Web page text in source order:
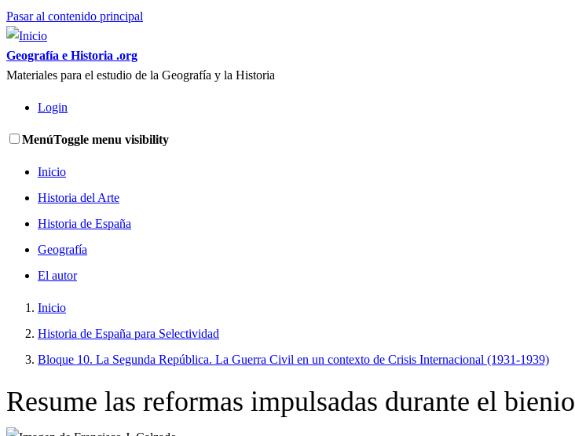
Pasar al contenido principal
Geografía e Historia .org
Materiales para el estudio de la Geografía y la Historia
Login
MenúToggle menu visibility
Inicio
Historia del Arte
Historia de España
Geografía
El autor
Inicio
Historia de España para Selectividad
Bloque 10. La Segunda República. La Guerra Civil en un contexto de Crisis Internacional (1931-1939)
Resume las reformas impulsadas durante el